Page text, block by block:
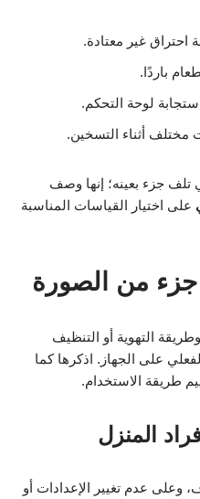
احتراق غير معتادة.
باردًا.
لوحة التحكم.
أثناء التسخين.
تلف جزء بعينه؛ إنها وصف
على اختيار القياسات المناسبة
جزء من الصورة
التهوية أو التنظيف
على الجهاز. اذكرها كما
طريقة الاستخدام.
المنزل
وعلى عدم تغيير الإعدادات أو